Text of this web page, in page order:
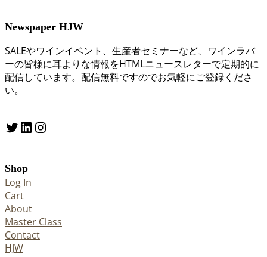
Newspaper HJW
SALEやワインイベント、生産者セミナーなど、ワインラバ
ーの皆様に耳よりな情報をHTMLニュースレターで定期的に
配信しています。配信無料ですのでお気軽にご登録くださ
い。
Twitter LinkedIn Instagram
Shop
Log In
Cart
About
Master Class
Contact
HJW